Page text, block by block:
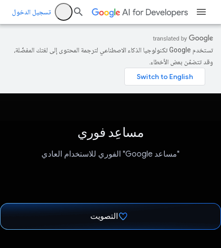
تسجيل الدخول
تستخدم Google تكنولوجيا الذكاء الاصطناعي لترجمة المحتوى إلى لغتك المفضّلة،
وقد تتضمّن بعض الأخطاء.
مساعِد فوري
"مساعد Google" الفوري للاستخدام العادي
التصويت